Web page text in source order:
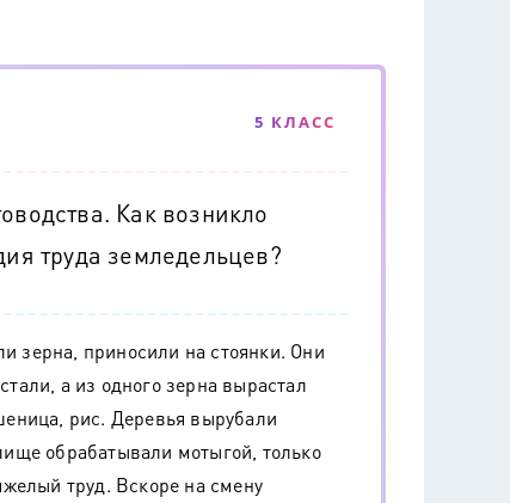
5 КЛАСС
Как возникло
труда земледельцев?
зерна, приносили на стоянки. Они
а из одного зерна вырастал
рис. Деревья вырубали
обрабатывали мотыгой, только
труд. Вскоре на смену